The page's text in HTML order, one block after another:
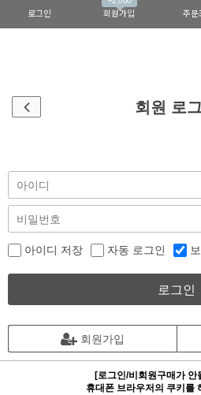
로그인 회원가입 주문
회원 로
아이디 저장 자동 로그인
로그인
회원가입
[로그인/비회원구매가 안
휴대폰 브라우저의 쿠키를